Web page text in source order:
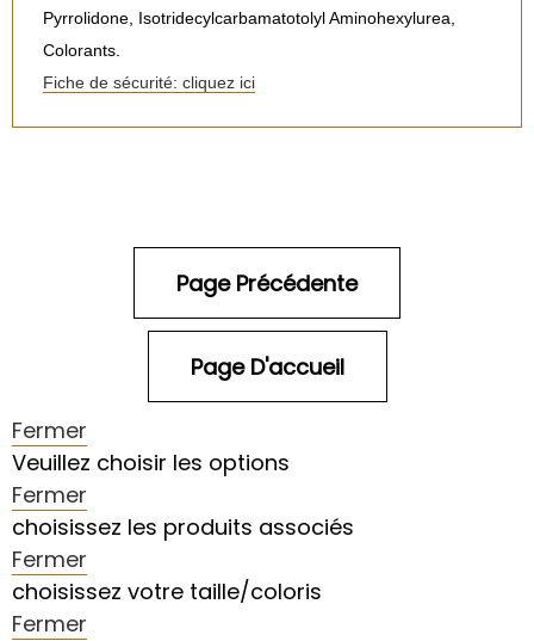
Pyrrolidone, Isotridecylcarbamatotolyl Aminohexylurea,
Colorants.
Fiche de sécurité: cliquez ici
Fermer
Veuillez choisir les options
Fermer
choisissez les produits associés
Fermer
choisissez votre taille/coloris
Fermer